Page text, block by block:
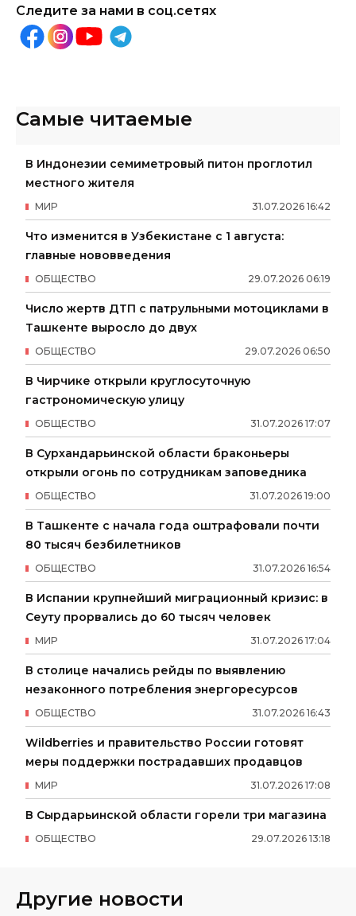
Следите за нами в соц.сетях
Самые читаемые
В Индонезии семиметровый питон проглотил
местного жителя
31.07.2026 16:42
МИР
Что изменится в Узбекистане с 1 августа:
главные нововведения
29.07.2026 06:19
ОБЩЕСТВО
Число жертв ДТП с патрульными мотоциклами в
Ташкенте выросло до двух
29.07.2026 06:50
ОБЩЕСТВО
В Чирчике открыли круглосуточную
гастрономическую улицу
31.07.2026 17:07
ОБЩЕСТВО
В Сурхандарьинской области браконьеры
открыли огонь по сотрудникам заповедника
31.07.2026 19:00
ОБЩЕСТВО
В Ташкенте с начала года оштрафовали почти
80 тысяч безбилетников
31.07.2026 16:54
ОБЩЕСТВО
В Испании крупнейший миграционный кризис: в
Сеуту прорвались до 60 тысяч человек
31.07.2026 17:04
МИР
В столице начались рейды по выявлению
незаконного потребления энергоресурсов
31.07.2026 16:43
ОБЩЕСТВО
Wildberries и правительство России готовят
меры поддержки пострадавших продавцов
31.07.2026 17:08
МИР
В Сырдарьинской области горели три магазина
29.07.2026 13:18
ОБЩЕСТВО
Другие новости